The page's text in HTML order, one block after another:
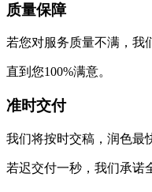
质量保障
若您对服务质量不满，我
直到您100%满意。
准时交付
我们将按时交稿，润色最
若迟交付一秒，我们承诺